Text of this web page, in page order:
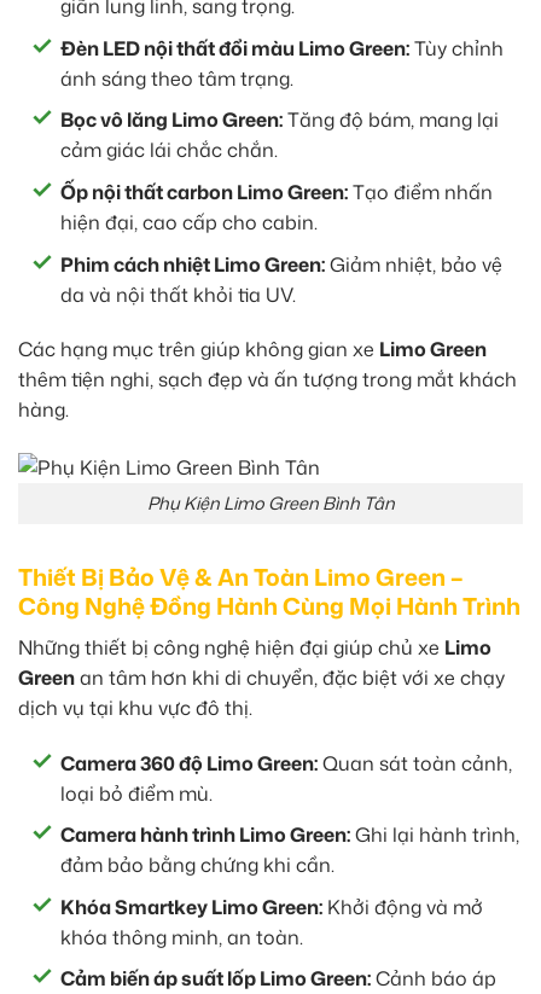
giãn lung linh, sang trọng.
Đèn LED nội thất đổi màu Limo Green:Tùy chỉnh
ánh sáng theo tâm trạng.
Bọc vô lăng Limo Green:Tăng độ bám, mang lại
cảm giác lái chắc chắn.
Ốp nội thất carbon Limo Green:Tạo điểm nhấn
hiện đại, cao cấp cho cabin.
Phim cách nhiệt Limo Green:Giảm nhiệt, bảo vệ
da và nội thất khỏi tia UV.
Các hạng mục trên giúp không gian xe Limo Green
thêm tiện nghi, sạch đẹp và ấn tượng trong mắt khách
hàng.
Phụ Kiện Limo Green Bình Tân
Thiết Bị Bảo Vệ & An Toàn Limo Green –
Công Nghệ Đồng Hành Cùng Mọi Hành Trình
Những thiết bị công nghệ hiện đại giúp chủ xe Limo
Greenan tâm hơn khi di chuyển, đặc biệt với xe chạy
dịch vụ tại khu vực đô thị.
Camera 360 độ Limo Green:Quan sát toàn cảnh,
loại bỏ điểm mù.
Camera hành trình Limo Green:Ghi lại hành trình,
đảm bảo bằng chứng khi cần.
Khóa Smartkey Limo Green: Khởi động và mở
khóa thông minh, an toàn.
Cảm biến áp suất lốp Limo Green:Cảnh báo áp